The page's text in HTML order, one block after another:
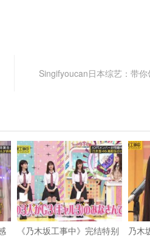
Singifyoucan日本综艺：带
《乃木坂工事中》完结特别 乃木